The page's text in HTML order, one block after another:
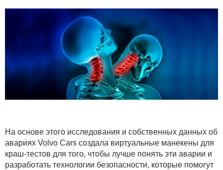
На основе этого исследования и собственных данных об
авариях Volvo Cars создала виртуальные манекены для
краш-тестов для того, чтобы лучше понять эти аварии и
разработать технологии безопасности, которые помогут